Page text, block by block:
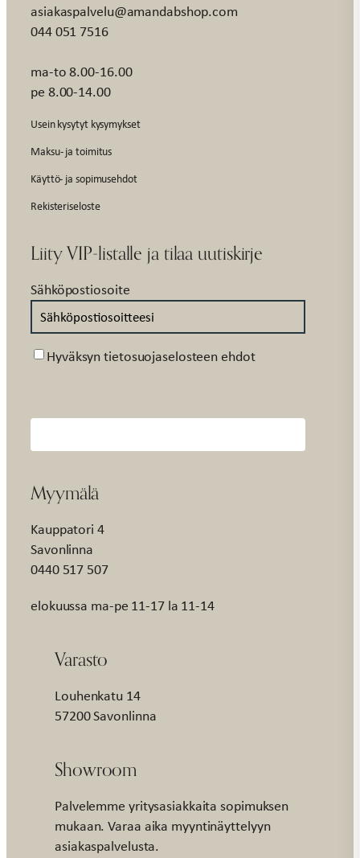
asiakaspalvelu@amandabshop.com
044 051 7516
ma-to 8.00-16.00
pe 8.00-14.00
Usein kysytyt kysymykset
Maksu- ja toimitus
Käyttö- ja sopimusehdot
Rekisteriseloste
Liity VIP-listalle ja tilaa uutiskirje
Sähköpostiosoite
Suostumus
Hyväksyn tietosuojaselosteen ehdot
Myymälä
Kauppatori 4
Savonlinna
0440 517 507
elokuussa ma-pe 11-17 la 11-14
Varasto
Louhenkatu 14
57200 Savonlinna
Showroom
Palvelemme yritysasiakkaita sopimuksen
mukaan. Varaa aika myyntinäyttelyyn
asiakaspalvelusta.